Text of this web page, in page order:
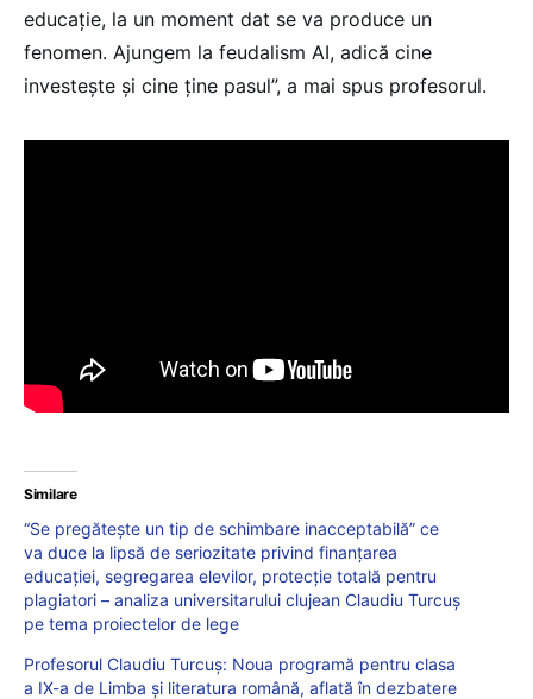
educație, la un moment dat se va produce un
fenomen. Ajungem la feudalism AI, adică cine
investește și cine ține pasul”, a mai spus profesorul.
Similare
“Se pregătește un tip de schimbare inacceptabilă” ce
va duce la lipsă de seriozitate privind finanțarea
educației, segregarea elevilor, protecție totală pentru
plagiatori – analiza universitarului clujean Claudiu Turcuș
pe tema proiectelor de lege
Profesorul Claudiu Turcuș: Noua programă pentru clasa
a IX-a de Limba şi literatura română, aflată în dezbatere